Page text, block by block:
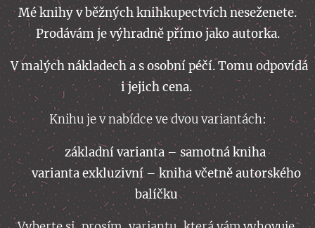
Mé knihy v běžných knihkupectvích neseženete.
Prodávám je výhradně přímo jako autorka.
V malých nákladech a s osobní péčí. Tomu odpovídá
i jejich cena.
Knihu je v nabídce ve dvou variantách:
📖 základní varianta – samotná kniha
🎁 varianta exkluzivní – kniha včetně autorského
balíčku